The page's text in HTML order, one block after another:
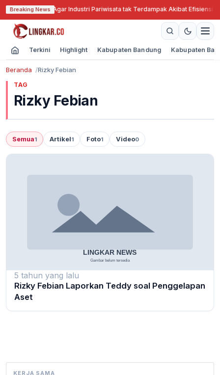
Breaking News
Cari Solusi Agar Industri Pariwisata tak Terdampak Akibat Efisiensi
Terkini Highlight Kabupaten Bandung Kabupaten
Beranda Rizky Febian
TAG
Rizky Febian
Semua1 Artikel1 Foto1 Video0
5 tahun yang lalu
Rizky Febian Laporkan Teddy soal Penggelapan
Aset
KERJA SAMA